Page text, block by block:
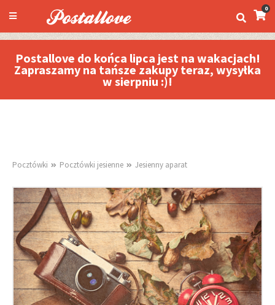
0
Postallove do końca lipca jest na wakacjach!
Zapraszamy na tańsze zakupy teraz, wysyłka
w sierpniu :)!
Pocztówki Pocztówki jesienne Jesienny aparat